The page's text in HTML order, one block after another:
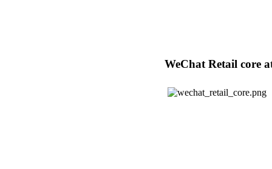
WeChat Retail core